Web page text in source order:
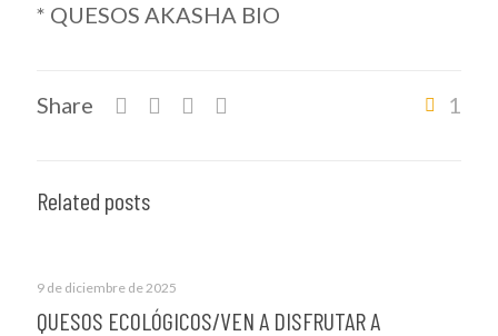
* QUESOS AKASHA BIO
Share 1
Related posts
9 de diciembre de 2025
QUESOS ECOLÓGICOS/VEN A DISFRUTAR A